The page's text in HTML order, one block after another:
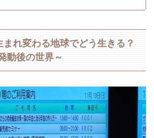
まれ変わる地球でどう生きる？
動後の世界～